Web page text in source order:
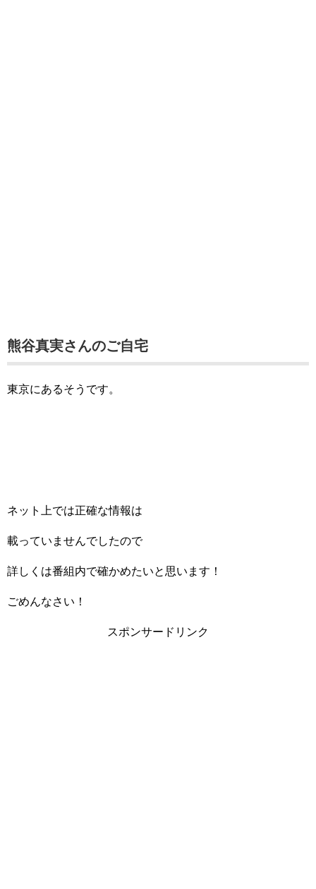
熊谷真実さんのご自宅
東京にあるそうです。
ネット上では正確な情報は
載っていませんでしたので
詳しくは番組内で確かめたいと思います！
ごめんなさい！
スポンサードリンク